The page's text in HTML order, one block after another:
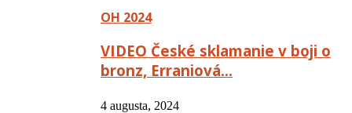
OH 2024
VIDEO České sklamanie v boji o
bronz, Erraniová…
4 augusta, 2024